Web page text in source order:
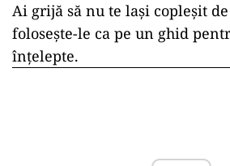
Ai grijă să nu te lași copleșit
folosește-le ca pe un ghid
înțelepte.